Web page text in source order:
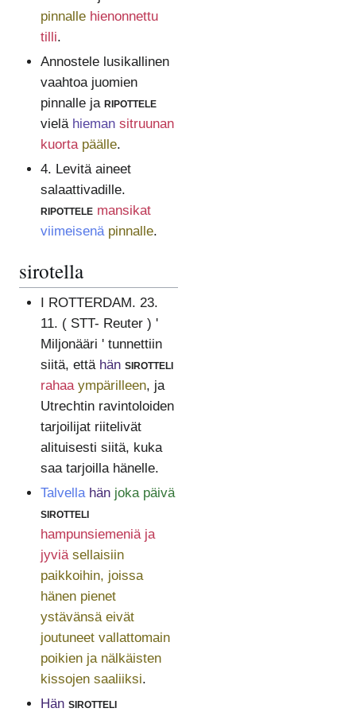
pinnalle hienonnettu
tilli.
Annostele lusikallinen
vaahtoa juomien
pinnalle ja ripottele
vielä hieman sitruunan
kuorta päälle.
4. Levitä aineet
salaattivadille.
ripottele mansikat
viimeisenä pinnalle.
sirotella
I ROTTERDAM. 23.
11. ( STT- Reuter ) '
Miljonääri ' tunnettiin
siitä, että hän sirotteli
rahaa ympärilleen, ja
Utrechtin ravintoloiden
tarjoilijat riitelivät
alituisesti siitä, kuka
saa tarjoilla hänelle.
Talvella hän joka päivä
sirotteli
hampunsiemeniä ja
jyviä sellaisiin
paikkoihin, joissa
hänen pienet
ystävänsä eivät
joutuneet vallattomain
poikien ja nälkäisten
kissojen saaliiksi.
Hän sirotteli